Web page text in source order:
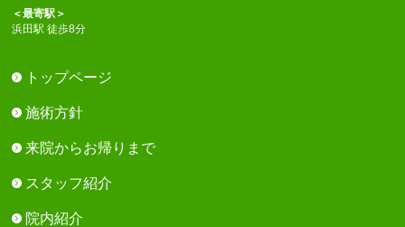
＜最寄駅＞
浜田駅 徒歩8分
トップページ
施術方針
来院からお帰りまで
スタッフ紹介
院内紹介